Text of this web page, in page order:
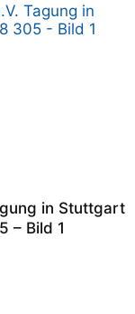
in Stuttgart
– Bild 1